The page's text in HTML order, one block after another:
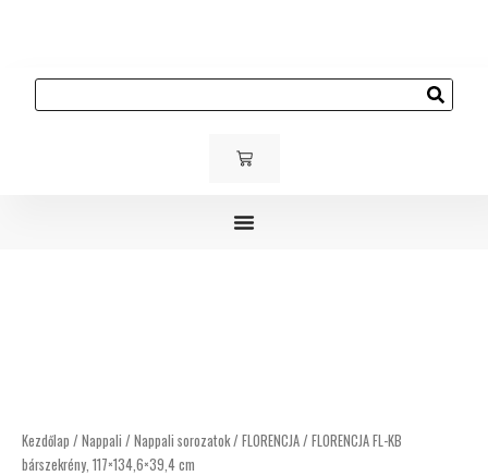
KOSÁR
Kezdőlap / Nappali / Nappali sorozatok/ FLORENCJA/ FLORENCJA FL-KB
bárszekrény, 117×134,6×39,4 cm
mennyiség